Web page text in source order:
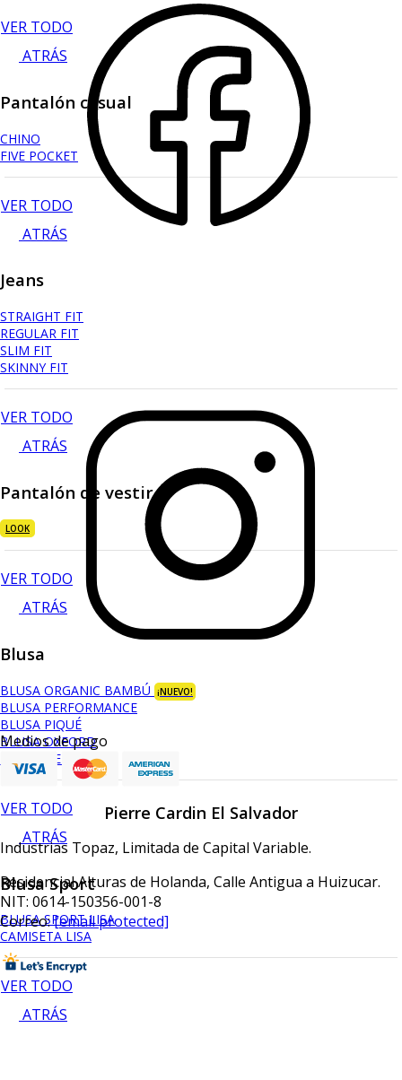
VER TODO
ATRÁS
Pantalón casual
CHINO
FIVE POCKET
VER TODO
ATRÁS
Jeans
STRAIGHT FIT
REGULAR FIT
SLIM FIT
SKINNY FIT
VER TODO
ATRÁS
Pantalón de vestir
LOOK
VER TODO
ATRÁS
Blusa
BLUSA ORGANIC BAMBÚ ¡NUEVO!
BLUSA PERFORMANCE
BLUSA PIQUÉ
BLUSA OXFORD
BLUSA DE VESTIR
VER TODO
ATRÁS
Blusa Sport
BLUSA SPORT LISA
CAMISETA LISA
VER TODO
ATRÁS
Medios de pago
Pierre Cardin El Salvador
Industrias Topaz, Limitada de Capital Variable.
Residencial Alturas de Holanda, Calle Antigua a Huizucar.
NIT: 0614-150356-001-8
Correo:[email protected]